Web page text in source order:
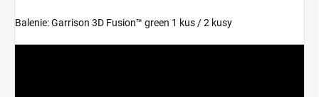
Balenie: Garrison 3D Fusion™ green 1 kus / 2 kusy